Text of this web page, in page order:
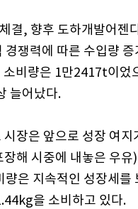
결, 향후 도하개발어젠
쟁력에 따른 수입량
비량은 1만2417t이었
늘어났다.
장은 앞으로 성장 여지
해 시중에 내놓은 우유
은 지속적인 성장세를
을 소비하고 있다.